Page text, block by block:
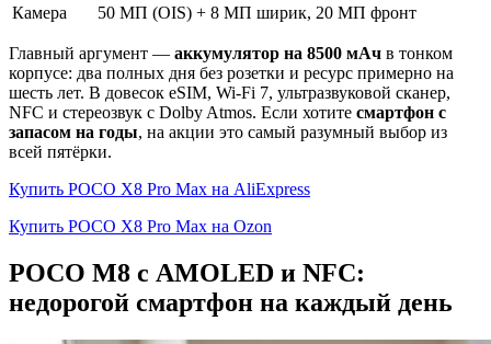
Камера
50 МП (OIS) + 8 МП ширик, 20 МП фронт
Главный аргумент — аккумулятор на 8500 мАч в тонком
корпусе: два полных дня без розетки и ресурс примерно на
шесть лет. В довесок eSIM, Wi-Fi 7, ультразвуковой сканер,
NFC и стереозвук с Dolby Atmos. Если хотите смартфон с
запасом на годы, на акции это самый разумный выбор из
всей пятёрки.
Купить POCO X8 Pro Max на AliExpress
Купить POCO X8 Pro Max на Ozon
POCO M8 с AMOLED и NFC:
недорогой смартфон на каждый день